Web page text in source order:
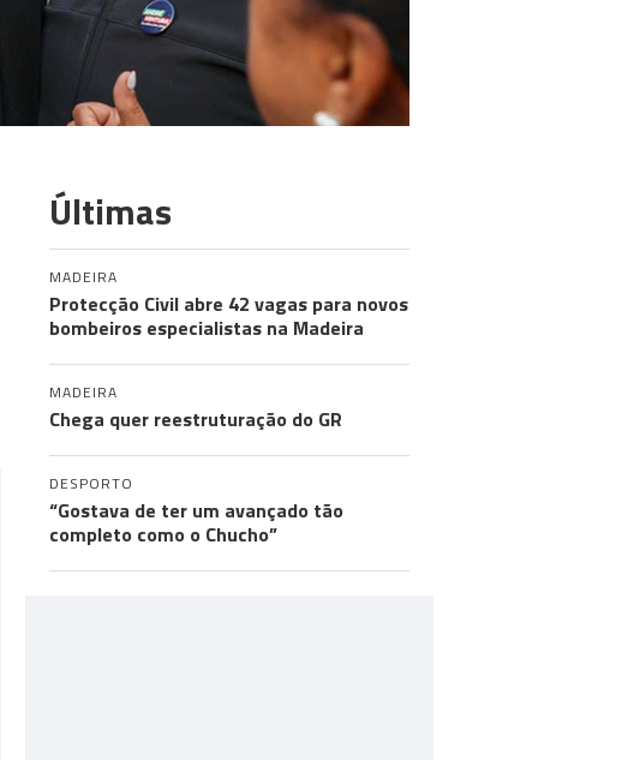
Últimas
MADEIRA
Protecção Civil abre 42 vagas para novos
bombeiros especialistas na Madeira
MADEIRA
Chega quer reestruturação do GR
DESPORTO
“Gostava de ter um avançado tão
completo como o Chucho”